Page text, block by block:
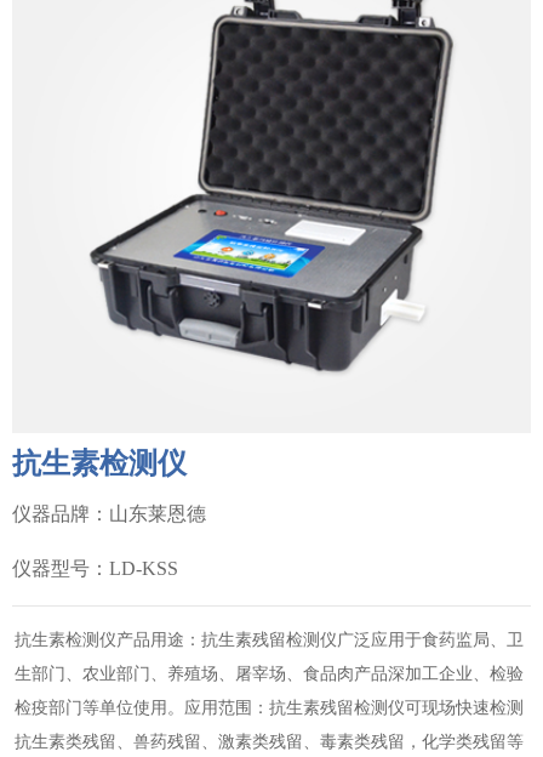
抗生素检测仪
仪器品牌：山东莱恩德
仪器型号：LD-KSS
抗生素检测仪产品用途：抗生素残留检测仪广泛应用于食药监局、卫
生部门、农业部门、养殖场、屠宰场、食品肉产品深加工企业、检验
检疫部门等单位使用。应用范围：抗生素残留检测仪可现场快速检测
抗生素类残留、兽药残留、激素类残留、毒素类残留，化学类残留等